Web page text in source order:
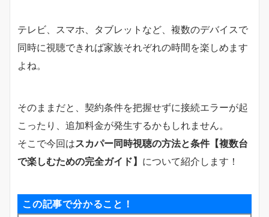
テレビ、スマホ、タブレットなど、複数のデバイスで
同時に視聴できれば家族それぞれの時間を楽しめます
よね。
そのままだと、契約条件を把握せずに接続エラーが起
こったり、追加料金が発生するかもしれません。
そこで今回はスカパー同時視聴の方法と条件【複数台
で楽しむための完全ガイド】 について紹介します！
この記事で分かること！